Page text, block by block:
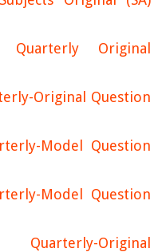
Original
Original Question
Model Question
Model Question
Original